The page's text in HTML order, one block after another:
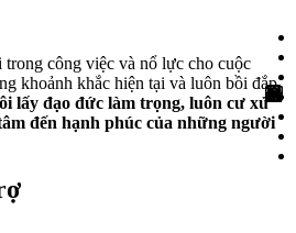
công việc và nổ lực cho cuộc
khoảnh khắc hiện tại và luôn bồi đắp
lấy đạo đức làm trọng, luôn cư xử
đến hạnh phúc của những người